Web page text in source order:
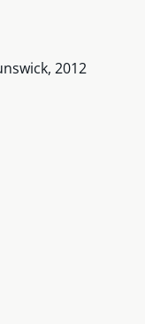
2012